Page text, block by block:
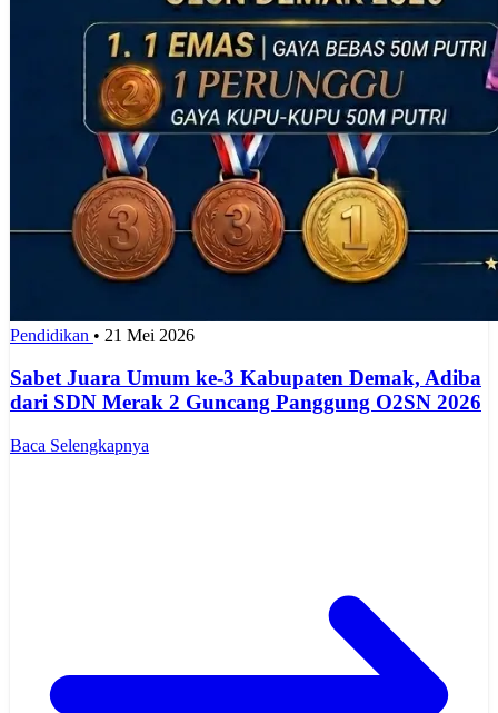
Pendidikan • 21 Mei 2026
Sabet Juara Umum ke-3 Kabupaten Demak, Adiba
dari SDN Merak 2 Guncang Panggung O2SN 2026
Baca Selengkapnya